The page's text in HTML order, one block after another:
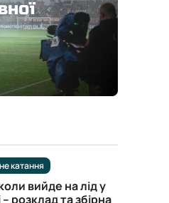
катання
вийде на лід у
– розклад та збірна